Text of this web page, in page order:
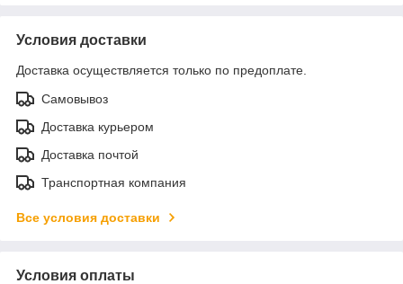
Условия доставки
Доставка осуществляется только по предоплате.
Самовывоз
Доставка курьером
Доставка почтой
Транспортная компания
Все условия доставки
Условия оплаты